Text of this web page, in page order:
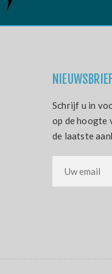
Schrijf u in
op de hoogte
de laatste